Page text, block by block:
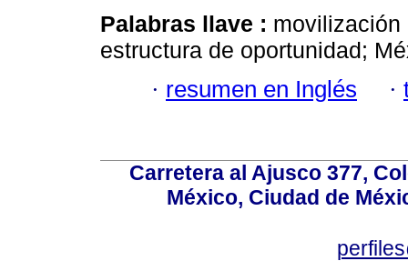
Palabras llave : movilización
estructura de oportunidad;
· resumen en Inglés ·
Carretera al Ajusco 377,
México, Ciudad de